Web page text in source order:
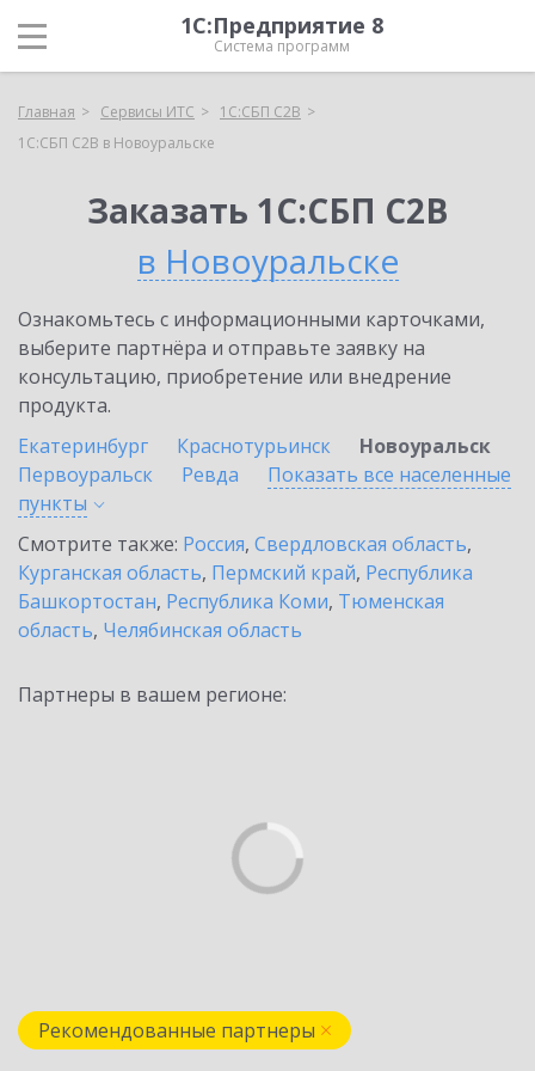
1С:Предприятие 8
Система программ
Главная Сервисы ИТС
1С:СБП C2B
1С:СБП C2B в Новоуральске
Заказать 1С:СБП C2B
в Новоуральске
Ознакомьтесь с информационными карточками,
выберите партнёра и отправьте заявку на
консультацию, приобретение или внедрение
продукта.
Екатеринбург
Краснотурьинск
Новоуральск
Первоуральск
Ревда
Показать все населенные
пункты
Смотрите также: Россия, Свердловская область,
Курганская область, Пермский край, Республика
Башкортостан, Республика Коми, Тюменская
область, Челябинская область
Партнеры в вашем регионе:
Рекомендованные партнеры